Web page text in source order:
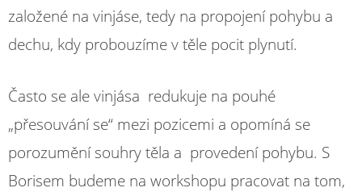
založené na vinjáse, tedy na propojení pohybu a
dechu, kdy probouzíme v těle pocit plynutí.
Často se ale vinjása redukuje na pouhé
„přesouvání se“ mezi pozicemi a opomíná se
porozumění souhry těla a provedení pohybu. S
Borisem budeme na workshopu pracovat na tom,